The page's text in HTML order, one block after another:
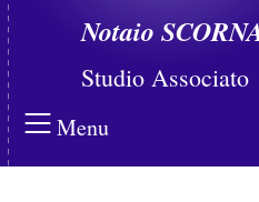
Notaio
Studio Associato
Menu